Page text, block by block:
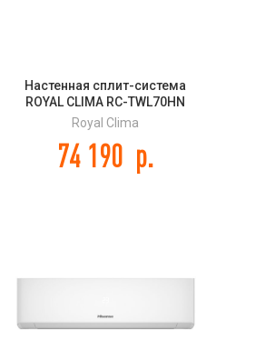
Настенная сплит-система
ROYAL CLIMA RC-TWL70HN
TRIUMPH LITE
Royal Clima
74 190 р.